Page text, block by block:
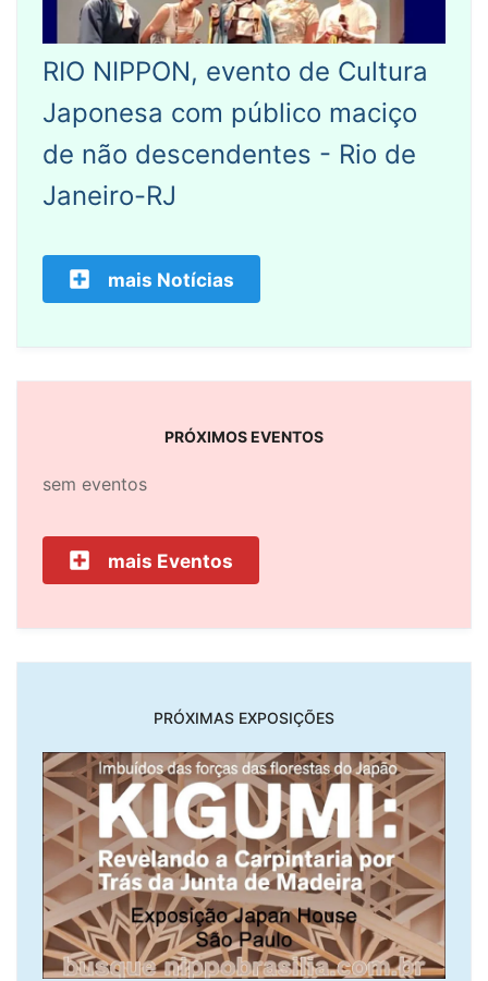
RIO NIPPON, evento de Cultura
Japonesa com público maciço
de não descendentes - Rio de
Janeiro-RJ
mais Notícias
PRÓXIMOS EVENTOS
sem eventos
mais Eventos
PRÓXIMAS EXPOSIÇÕES